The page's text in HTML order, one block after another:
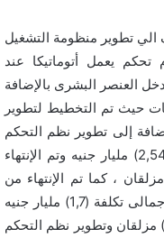
الي تطوير منظومة التشغيل
تحكم يعمل أتوماتيكا عند
العنصر البشرى بالإضافة
حيث تم التخطيط لتطوير
مزلقان بالإضافة إلى تطوير نظم التحكم
لعدد (1120) مزلقان وبإجمالى تكلفة (2,548) مليار جنيه وتم الإنتهاء
الأعمال المدنية لعدد (751) مزلقان ، كما تم الإنتهاء من
تطوير نظم التحكم بعدد (505) مزلقان بإجمالى تكلفة (1,7) مليار جنيه
وجارى تطوير الأعمال المدنية لعدد (351) مزلقان وتطوير نظم التحكم